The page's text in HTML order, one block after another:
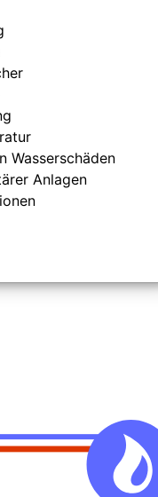
Wasserschäden
Anlagen